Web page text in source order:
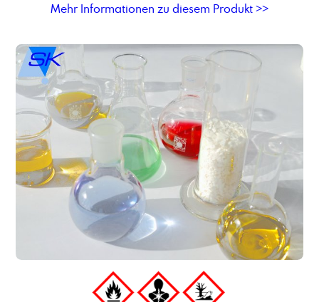
Mehr Informationen zu diesem Produkt >>